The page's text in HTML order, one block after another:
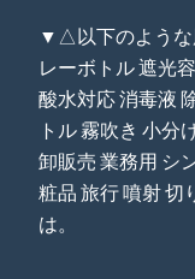
▼△以下のよう
レーボトル 遮光
酸水対応 消毒液
トル 霧吹き 小分
卸販売 業務用 シ
粧品 旅行 噴射 切
は。